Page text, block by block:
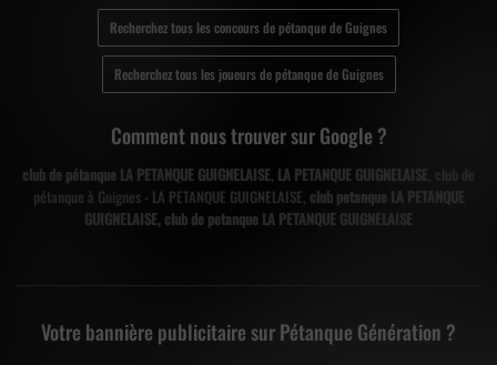
Recherchez tous les concours de pétanque de Guignes
Recherchez tous les joueurs de pétanque de Guignes
Comment nous trouver sur Google ?
club de pétanque LA PETANQUE GUIGNELAISE, LA PETANQUE GUIGNELAISE
pétanque à Guignes - LA PETANQUE GUIGNELAISE, club petanque LA PETANQUE
GUIGNELAISE, club de petanque LA PETANQUE GUIGNELAISE
Votre bannière publicitaire sur Pétanque Génération ?